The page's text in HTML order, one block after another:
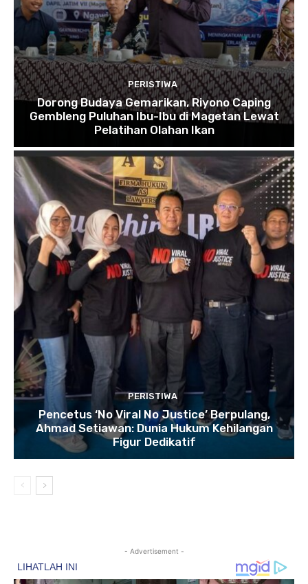
PERISTIWA
Dorong Budaya Gemarikan, Riyono Caping
Gembleng Puluhan Ibu-Ibu di Magetan Lewat
Pelatihan Olahan Ikan
PERISTIWA
Pencetus ‘No Viral No Justice’ Berpulang,
Ahmad Setiawan: Dunia Hukum Kehilangan
Figur Dedikatif
- Advertisement -